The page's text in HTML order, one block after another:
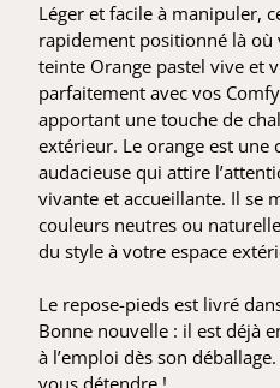
Léger et facile à manipuler,
rapidement positionné là où
teinte Orange pastel vive et
parfaitement avec vos
apportant une touche de
extérieur. Le orange est
audacieuse qui attire
vivante et accueillante. Il se
couleurs neutres ou
du style à votre espace
Le repose-pieds est livré
Bonne nouvelle : il est déjà
à l’emploi dès son